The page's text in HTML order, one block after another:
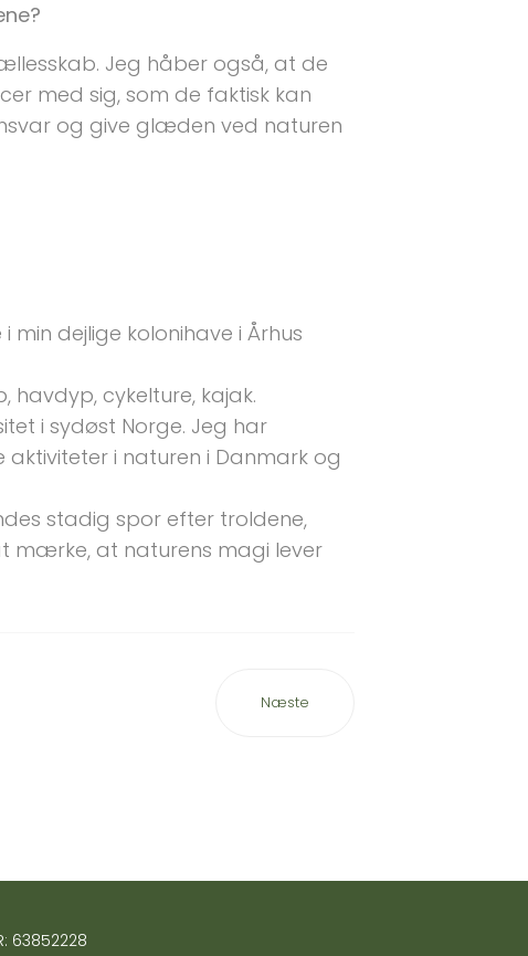
Jeg håber også, at de
med sig, som de faktisk kan
og give glæden ved naturen
dejlige kolonihave i Århus
havdyp, cykelture, kajak.
i sydøst Norge. Jeg har
i naturen i Danmark og
stadig spor efter troldene,
mærke, at naturens magi lever
Næste
63852228